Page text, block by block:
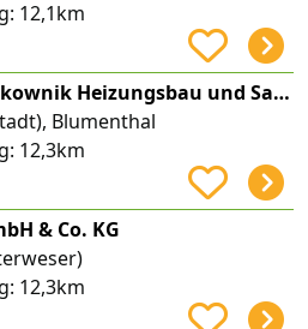
12,1km
Folker Polkownik Heizungsbau und Sanitäre Installation GmbH & Co. Kommanditgesellschaft
Blumenthal
12,3km
& Co. KG
12,3km